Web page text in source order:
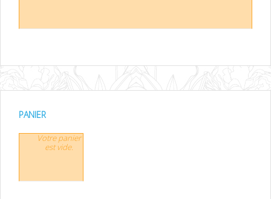
PANIER
Votre panier
est vide.